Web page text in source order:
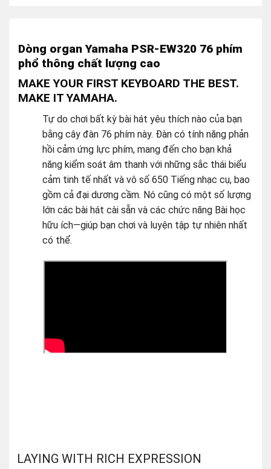
Dòng organ Yamaha PSR-EW320 76 phím
phổ thông chất lượng cao
MAKE YOUR FIRST KEYBOARD THE BEST.
MAKE IT YAMAHA.
Tự do chơi bất kỳ bài hát yêu thích nào của bạn
bằng cây đàn 76 phím này. Đàn có tính năng phản
hồi cảm ứng lực phím, mang đến cho bạn khả
năng kiểm soát âm thanh với những sắc thái biểu
cảm tinh tế nhất và vô số 650 Tiếng nhạc cụ, bao
gồm cả đại dương cầm. Nó cũng có một số lượng
lớn các bài hát cài sẵn và các chức năng Bài học
hữu ích—giúp bạn chơi và luyện tập tự nhiên nhất
có thể.
một quãng tám—cho phép bạn chơi nhiều bản đàn